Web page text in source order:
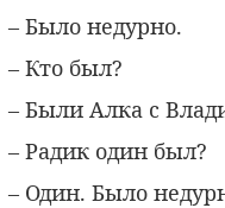
– Было недурно.
– Кто был?
– Были Алка с
– Радик один был?
– Один. Было